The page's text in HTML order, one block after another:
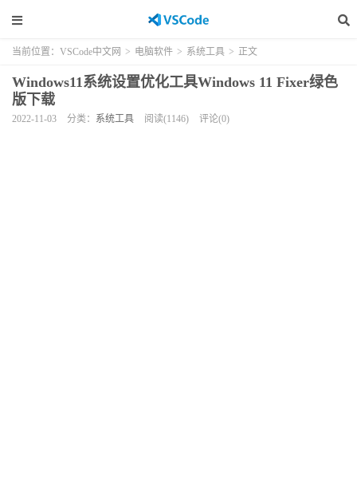
当前位置： VSCode中文网 > 电脑软件 > 系统工具 > 正文
Windows11系统设置优化工具Windows 11 Fixer绿色
版下载
2022-11-03 分类： 系统工具 阅读(1146) 评论(0)